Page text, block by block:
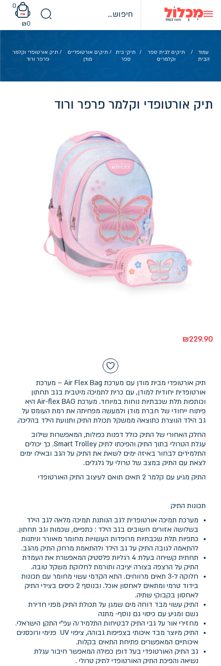
content
0
₪0
עמוד
הבית
/
תיקים לבית ספר
וקלמרים
/
תיקי בית
ספר
/ תיקים אורטופדיים
מודן
/ תיק אורטופדי וקלמר
פרפר ורוד
תיק אורטופדי וקלמר פרפר ורוד
₪229.90
תיק אורטופדי מבית מודן עם מערכת Air Flex Bag – מערכת
אורטופדית יחודית למודן, עם כרית לתמיכה מיטבית בגב תחתון
וכותפות תלת שכבתיות נוחות במיוחד. מערכת Air-flex BAG היא
פיתוח ייחודי של חברת מודן ולמעשה מפחיתה את רמת העומס על
גב הילד הנוצרת כתוצאה ממשקל תכולת התיק ותנועת הילד בהליכה.
החלק האחורי של התיק כולל דפנות כפולות, המאפשרות שילוב
עגלת הטרולי בתוך התיק והפיכתו לתיק Smart Trolley. כך יכולים
התלמידים לבחור באיזה ימים לשאת את התיק על הגב ובאילו ימים
לצאת עם התיק במצב של טרולי על גלגלים.
התיק מגיע עם קלמר 2 תאים תואם לעיצוב התיק האורטופדי
תכונות התיק
מערכת תמיכה אורטופדית לגב הנותנת תמיכה מלאה לגב הילד
בשלושה אזורים חשובים בגב הילד : כתפיים, שכמות וגב תחתון.
כתפיות תלת שכבתיות מרופדות העשויות מחומר מאוורר וניתנות
להתאמה לגובה התיק על גב הילד ולהתאמת מרחק התיק מהגב.
תחתית קשיחה בעלת 4 רגליות פלסטיק המאפשרת את העמדת
התיק על הרצפה בצורה יציבה ותורמת לחלוקת משקל טובה.
חלוקה ל-3 תאים מרווחים. התא הקדמי עשוי מחומר עם תכונות
בידוד טרמי ומתאים לאחסון אוכל. ובנוסף 2 כיסים בצידי התיק
לאחסון בקבוקי שתיה.
התיק עשוי מבד דוחה מים שמגן על תכולת התיק מפני חדירת
גשם ומגיע עם כיסוי גם נוסף- מתנה
מחזירי אור על גבי התיק לבטיחות התלמיד/ה עפ"י התקן הישראלי.
התיק מיוצר מבד איכותי בצפיפות גבוהה, ציפוי UV פנימי ורוכסנים
איכותיים המאפשרים פתיחת התאים בקלות.
גב התיק האורטופדי בעל דופן כפולה המאפשר חיבור עגלת
נשיאה והפיכת התיק האורטופדי לתיק טרולי .